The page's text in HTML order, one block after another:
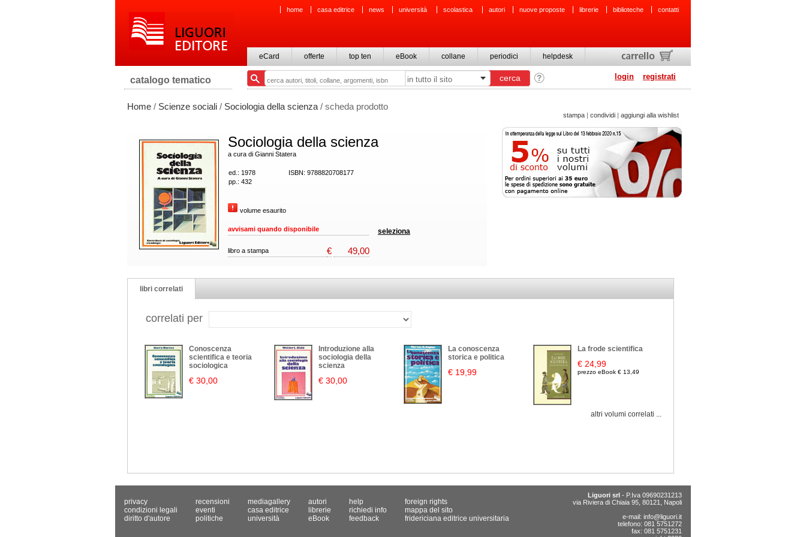
home casa editrice news università scolastica autori nuove proposte librerie biblioteche contatti
eCard offerte top ten eBook collane periodici helpdesk
login registrati
catalogo tematico
Home / Scienze sociali / Sociologia della scienza / scheda prodotto
stampa | condividi | aggiungi alla wishlist
Sociologia della scienza
a cura di Gianni Statera
ed.: 1978
ISBN: 9788820708177
pp.: 432
volume esaurito
avvisami quando disponibile seleziona
libro a stampa € 49,00
libri correlati
correlati per
Conoscenza
scientifica e teoria
sociologica
€ 30,00
Introduzione alla
sociologia della
scienza
€ 30,00
La conoscenza
storica e politica
€ 19,99
La frode scientifica
€ 24,99
prezzo eBook € 13,49
altri volumi correlati ...
privacy
condizioni legali
diritto d'autore
recensioni
eventi
politiche
mediagallery
casa editrice
università
autori
librerie
eBook
help
richiedi info
feedback
foreign rights
mappa del sito
fridericiana editrice universitaria
Liguori srl - P.Iva 09690231213
via Riviera di Chiaia 95, 80121, Napoli
e-mail: info@liguori.it
telefono: 081 5751272
fax: 081 5751231